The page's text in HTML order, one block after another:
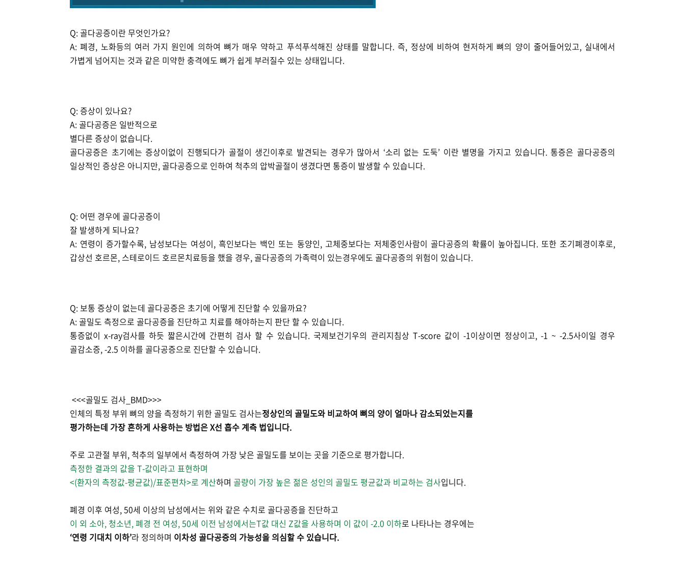
Q: 골다공증이란 무엇인가요?
A: 폐경, 노화등의 여러 가지 원인에 의하여 뼈가 매우 약하고 푸석푸석해진 상태를 말합니다. 즉, 정상에 비하여 현저하게 뼈의 양이 줄어들어있고, 실내에서
가볍게 넘어지는 것과 같은 미약한 충격에도 뼈가 쉽게 부러질수 있는 상태입니다.
Q: 증상이 있나요?
A: 골다공증은 일반적으로
별다른 증상이 없습니다.
골다공증은 초기에는 증상이없이 진행되다가 골절이 생긴이후로 발견되는 경우가 많아서 ‘소리 없는 도둑’ 이란 별명을 가지고 있습니다. 통증은 골다공증의
일상적인 증상은 아니지만, 골다공증으로 인하여 척추의 압박골절이 생겼다면 통증이 발생할 수 있습니다.
Q: 어떤 경우에 골다공증이
잘 발생하게 되나요?
A: 연령이 증가할수록, 남성보다는 여성이, 흑인보다는 백인 또는 동양인, 고체중보다는 저체중인사람이 골다공증의 확률이 높아집니다. 또한 조기폐경이후로,
갑상선 호르몬, 스테로이드 호르몬치료등을 했을 경우, 골다공증의 가족력이 있는경우에도 골다공증의 위험이 있습니다.
Q: 보통 증상이 없는데 골다공증은 초기에 어떻게 진단할 수 있을까요?
A: 골밀도 측정으로 골다공증을 진단하고 치료를 해야하는지 판단 할 수 있습니다.
통증없이 x-ray검사를 하듯 짧은시간에 간편히 검사 할 수 있습니다. 국제보건기우의 관리지침상 T-score 값이 -1이상이면 정상이고, -1 ~ -2.5사이일 경우
골감소증, -2.5 이하를 골다공증으로 진단할 수 있습니다.
<<<골밀도 검사_BMD>>>
인체의 특정 부위 뼈의 양을 측정하기 위한 골밀도 검사는정상인의 골밀도와 비교하여 뼈의 양이 얼마나 감소되었는지를
평가하는데 가장 흔하게 사용하는 방법은 X선 흡수 계측 법입니다.
주로 고관절 부위, 척추의 일부에서 측정하여 가장 낮은 골밀도를 보이는 곳을 기준으로 평가합니다.
측정한 결과의 값을 T-값이라고 표현하며
<(환자의 측정값-평균값)/표준편차>로 계산하며 골량이 가장 높은 젊은 성인의 골밀도 평균값과 비교하는 검사입니다.
폐경 이후 여성, 50세 이상의 남성에서는 위와 같은 수치로 골다공증을 진단하고
이 외 소아, 청소년, 폐경 전 여성,50세 이전 남성에서는T값 대신 Z값을 사용하며 이 값이 -2.0 이하로 나타나는 경우에는
‘연령 기대치 이하’라 정의하며 이차성 골다공증의 가능성을 의심할 수 있습니다.